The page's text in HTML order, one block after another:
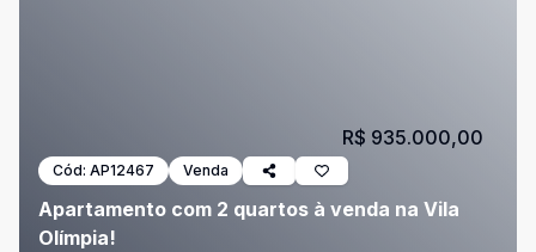
Cód: AP12467 Venda
Apartamento com 2 quartos à venda na Vila
Olímpia!
R$ 935.000,00